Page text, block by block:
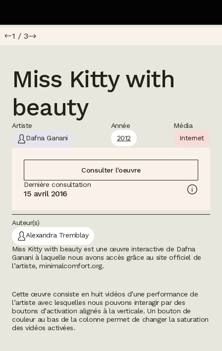
1 / 3
Miss Kitty with
beauty
Artiste
Dafna Ganani
Année
2012
Média
Internet
Consulter l'oeuvre
Dernière consultation
15 avril 2016
Auteur(s)
Alexandra Tremblay
Miss Kitty with beautyest une œuvre interactive de Dafna
Ganani à laquelle nous avons accès grâce au site officiel de
l’artiste,minimalcomfort.org.
Cette œuvre consiste en huit vidéos d’une performance de
l’artiste avec lesquelles nous pouvons interagir par des
boutons d’activation alignés à la verticale. Un bouton de
couleur au bas de la colonne permet de changer la saturation
des vidéos activées.